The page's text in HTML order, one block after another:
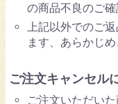
の商品不良のご確
上記以外でのご
ます、あらかじめ
ご注文キャンセル
ご注文いただい